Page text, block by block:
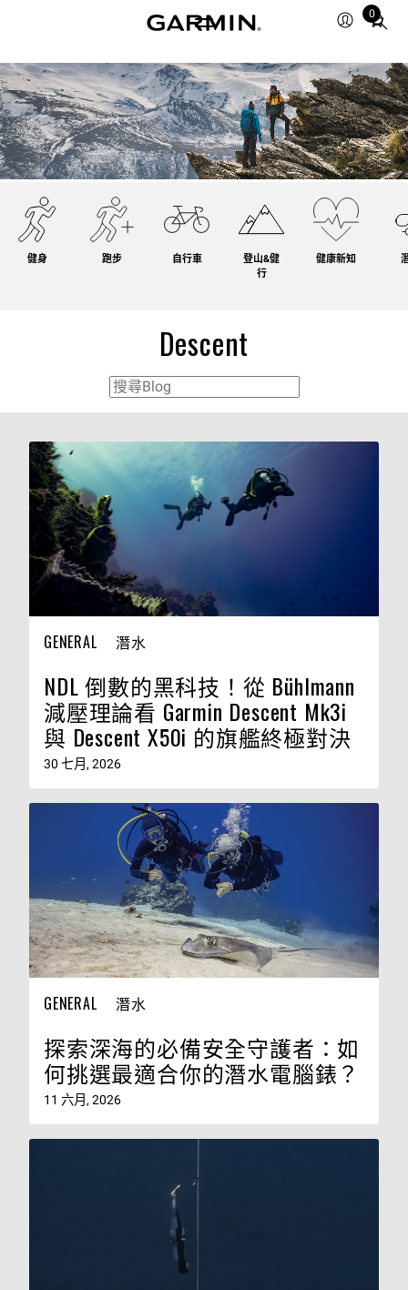
0
Total
in
cart:
0
健身 跑步 自行車
登山&健
行
健康新知
Descent
GENERAL 潛水
NDL 倒數的黑科技！從 Bühlmann
減壓理論看 Garmin Descent Mk3i
與 Descent X50i 的旗艦終極對決
30 七月, 2026
GENERAL 潛水
探索深海的必備安全守護者：如
何挑選最適合你的潛水電腦錶？
11 六月, 2026